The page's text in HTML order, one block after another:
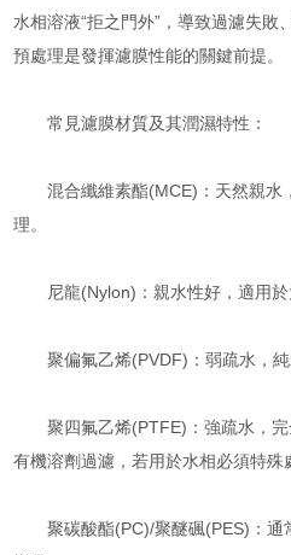
水相溶液“拒之門外”，導致過濾失敗
預處理是發揮濾膜性能的關鍵前提。
常見濾膜材質及其潤濕特性：
混合纖維素酯(MCE)：天然親水
理。
尼龍(Nylon)：親水性好，適用於
聚偏氟乙烯(PVDF)：弱疏水，純
聚四氟乙烯(PTFE)：強疏水，完
有機溶劑過濾，若用於水相必須特殊
聚碳酸酯(PC)/聚醚碸(PES)：通